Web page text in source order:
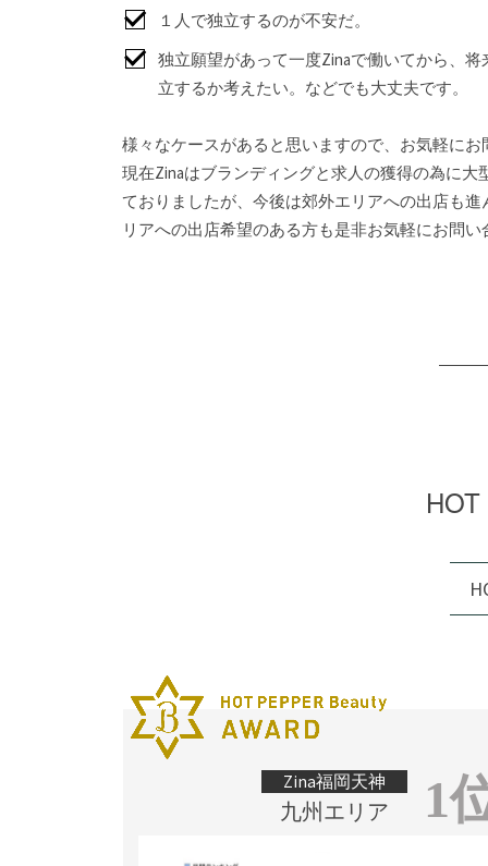
１人で独立するのが不安だ。
独立願望があって一度Zinaで働いてから、
立するか考えたい。などでも大丈夫です。
様々なケースがあると思いますので、お気軽に
現在Zinaはブランディングと求人の獲得の為に大
ておりましたが、今後は郊外エリアへの出店も
リアへの出店希望のある方も是非お気軽にお問
Zina福岡天神
九州エリア 1